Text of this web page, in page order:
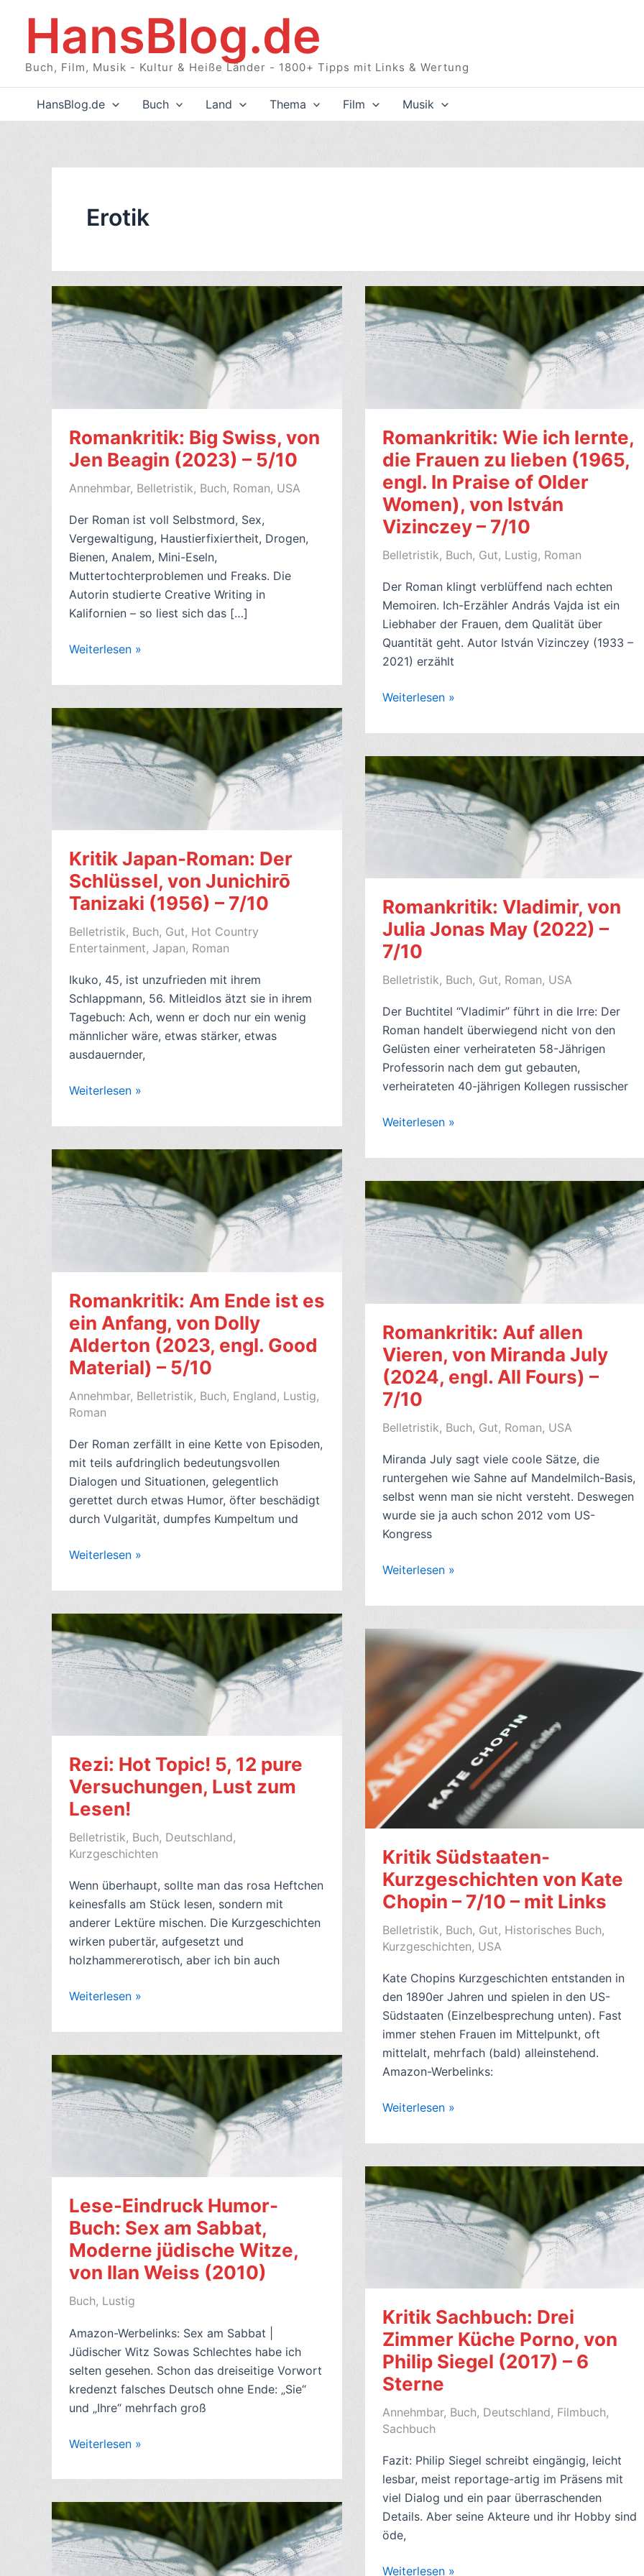
HansBlog.de
Buch, Film, Musik - Kultur & Heiße Länder - 1800+ Tipps mit Links & Wertung
HansBlog.de Buch Land Thema Film Musik
Erotik
Romankritik: Big Swiss, von
Jen Beagin (2023) – 5/10
Annehmbar, Belletristik, Buch, Roman, USA
Der Roman ist voll Selbstmord, Sex,
Vergewaltigung, Haustierfixiertheit, Drogen,
Bienen, Analem, Mini-Eseln,
Muttertochterproblemen und Freaks. Die
Autorin studierte Creative Writing in
Kalifornien – so liest sich das […]
Romankritik:
Swiss,
Jen
Beagin
(2023)
Weiterlesen »
Romankritik: Wie ich lernte,
die Frauen zu lieben (1965,
engl. In Praise of Older
Women), von István
Vizinczey – 7/10
Belletristik, Buch, Gut, Lustig, Roman
Der Roman klingt verblüffend nach echten
Memoiren. Ich-Erzähler András Vajda ist ein
Liebhaber der Frauen, dem Qualität über
Quantität geht. Autor István Vizinczey (1933 –
2021) erzählt
Romankritik:
ich
die
Frauen
zu
In
Praise
of
Older
Women),
von
Vizinczey
–
7/10
Weiterlesen »
Kritik Japan-Roman: Der
Schlüssel, von Junichirō
Tanizaki (1956) – 7/10
Belletristik, Buch, Gut, Hot Country
Entertainment, Japan, Roman
Ikuko, 45, ist unzufrieden mit ihrem
Schlappmann, 56. Mitleidlos ätzt sie in ihrem
Tagebuch: Ach, wenn er doch nur ein wenig
männlicher wäre, etwas stärker, etwas
ausdauernder,
Kritik
Roman:
Der
Schlüssel,
von
Junichirō
7/10
Weiterlesen »
Romankritik: Vladimir, von
Julia Jonas May (2022) –
7/10
Belletristik, Buch, Gut, Roman, USA
Der Buchtitel “Vladimir” führt in die Irre: Der
Roman handelt überwiegend nicht von den
Gelüsten einer verheirateten 58-Jährigen
Professorin nach dem gut gebauten,
verheirateten 40-jährigen Kollegen russischer
Romankritik:
von
Julia
Jonas
May
(2022)
Weiterlesen »
Romankritik: Am Ende ist es
ein Anfang, von Dolly
Alderton (2023, engl. Good
Material) – 5/10
Annehmbar, Belletristik, Buch, England, Lustig,
Roman
Der Roman zerfällt in eine Kette von Episoden,
mit teils aufdringlich bedeutungsvollen
Dialogen und Situationen, gelegentlich
gerettet durch etwas Humor, öfter beschädigt
durch Vulgarität, dumpfes Kumpeltum und
Romankritik:
Ende
es
ein
Anfang,
(2023,
engl.
Good
Material)
–
5/10
Weiterlesen »
Romankritik: Auf allen
Vieren, von Miranda July
(2024, engl. All Fours) –
7/10
Belletristik, Buch, Gut, Roman, USA
Miranda July sagt viele coole Sätze, die
runtergehen wie Sahne auf Mandelmilch-Basis,
selbst wenn man sie nicht versteht. Deswegen
wurde sie ja auch schon 2012 vom US-
Kongress
Romankritik:
allen
von
Miranda
July
(2024,
engl.
All
Fours)
–
7/10
Weiterlesen »
Rezi: Hot Topic! 5, 12 pure
Versuchungen, Lust zum
Lesen!
Belletristik, Buch, Deutschland,
Kurzgeschichten
Wenn überhaupt, sollte man das rosa Heftchen
keinesfalls am Stück lesen, sondern mit
anderer Lektüre mischen. Die Kurzgeschichten
wirken pubertär, aufgesetzt und
holzhammererotisch, aber ich bin auch
Rezi:
Topic!
5,
12
pure
Versuchungen,
Weiterlesen »
Kritik Südstaaten-
Kurzgeschichten von Kate
Chopin – 7/10 – mit Links
Belletristik, Buch, Gut, Historisches Buch,
Kurzgeschichten, USA
Kate Chopins Kurzgeschichten entstanden in
den 1890er Jahren und spielen in den US-
Südstaaten (Einzelbesprechung unten). Fast
immer stehen Frauen im Mittelpunkt, oft
mittelalt, mehrfach (bald) alleinstehend.
Amazon-Werbelinks:
Kritik
Kurzgeschichten
Kate
Chopin
–
Links
Weiterlesen »
Lese-Eindruck Humor-
Buch: Sex am Sabbat,
Moderne jüdische Witze,
von Ilan Weiss (2010)
Buch, Lustig
Amazon-Werbelinks: Sex am Sabbat |
Jüdischer Witz Sowas Schlechtes habe ich
selten gesehen. Schon das dreiseitige Vorwort
kredenzt falsches Deutsch ohne Ende: „Sie“
und „Ihre“ mehrfach groß
Lese-
Humor-
Buch:
Sex
am
Sabbat,
Weiterlesen »
Kritik Sachbuch: Drei
Zimmer Küche Porno, von
Philip Siegel (2017) – 6
Sterne
Annehmbar, Buch, Deutschland, Filmbuch,
Sachbuch
Fazit: Philip Siegel schreibt eingängig, leicht
lesbar, meist reportage-artig im Präsens mit
viel Dialog und ein paar überraschenden
Details. Aber seine Akteure und ihr Hobby sind
öde,
Kritik
Weiterlesen »